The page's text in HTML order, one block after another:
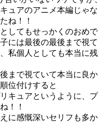
ュアのアニメ本編じゃな
ね！！
してもせっかくのおめで
には最後の最後まで視て
私個人としても本当に残
まで視ていて本当に良か
位付けすると
キュアというように、プ
！！
に感慨深いセリフも多か